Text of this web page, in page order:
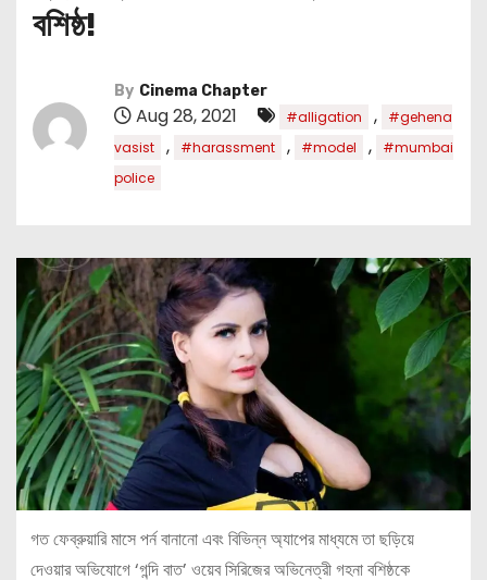
বশিষ্ঠ!
By Cinema Chapter
Aug 28, 2021 #alligation ,
#gehena
vasist
, #harassment , #model ,
#mumbai
police
গত ফেব্রুয়ারি মাসে পর্ন বানানো এবং বিভিন্ন অ্যাপের মাধ্যমে তা ছড়িয়ে
দেওয়ার অভিযোগে ‘গন্দি বাত’ ওয়েব সিরিজের অভিনেত্রী গহনা বশিষ্ঠকে